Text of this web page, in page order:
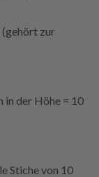
zur
in der Höhe = 10
Stiche von 10